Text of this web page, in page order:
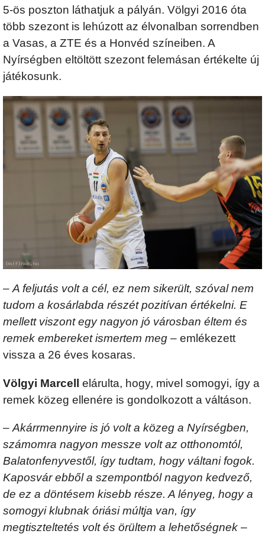
5-ös poszton láthatjuk a pályán. Völgyi 2016 óta
több szezont is lehúzott az élvonalban sorrendben
a Vasas, a ZTE és a Honvéd színeiben. A
Nyírségben eltöltött szezont felemásan értékelte új
játékosunk.
–A feljutás volt a cél, ez nem sikerült, szóval nem
tudom a kosárlabda részét pozitívan értékelni. E
mellett viszont egy nagyon jó városban éltem és
remek embereket ismertem meg – emlékezett
vissza a 26 éves kosaras.
Völgyi Marcell elárulta, hogy, mivel somogyi, így a
remek közeg ellenére is gondolkozott a váltáson.
– Akárrmennyire is jó volt a közeg a Nyírségben,
számomra nagyon messze volt az otthonomtól,
Balatonfenyvestől, így tudtam, hogy váltani fogok.
Kaposvár ebből a szempontból nagyon kedvező,
de ez a döntésem kisebb része. A lényeg, hogy a
somogyi klubnak óriási múltja van, így
megtiszteltetés volt és örültem a lehetőségnek –